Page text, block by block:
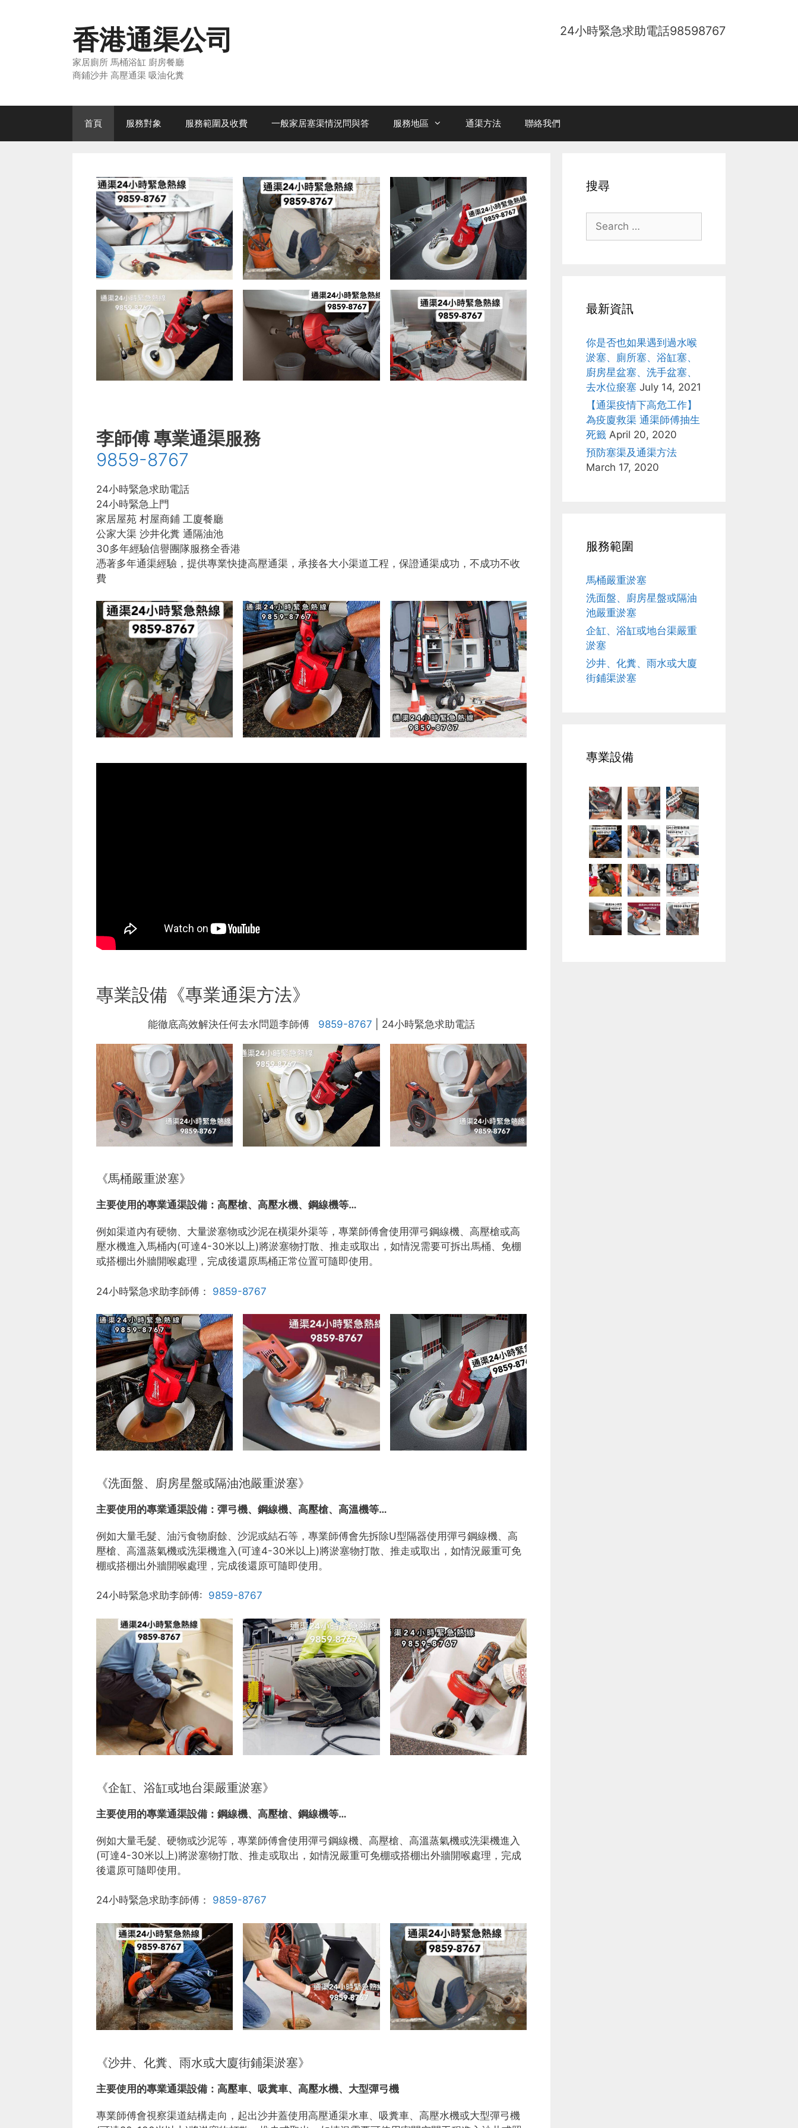
24小時緊急求助電話98598767
香港通渠公司
家居廁所 馬桶浴缸 廚房餐廳
商鋪沙井 高壓通渠 吸油化糞
首頁 服務對象 服務範圍及收費 一般家居塞渠情況問與答 服務地區 通渠方法 聯絡我們
李師傅 專業通渠服務
9859-8767
24小時緊急求助電話
24小時緊急上門
家居屋苑 村屋商鋪 工廈餐廳
公家大渠 沙井化糞 通隔油池
30多年經驗信譽團隊服務全香港
憑著多年通渠經驗，提供專業快捷高壓通渠，承接各大小渠道工程，保證通渠成功，不成功不收
費
專業設備《專業通渠方法》
能徹底高效解決任何去水問題李師傅 9859-8767 | 24小時緊急求助電話
《馬桶嚴重淤塞》
主要使用的專業通渠設備： 高壓槍、高壓水機、鋼線機等…
例如渠道內有硬物、大量淤塞物或沙泥在橫渠外渠等，專業師傅會使用彈弓鋼線機、高壓槍或高
壓水機進入馬桶內(可達4-30米以上)將淤塞物打散、推走或取出，如情況需要可拆出馬桶、免棚
或搭棚出外牆開喉處理，完成後還原馬桶正常位置可隨即使用。
24小時緊急求助李師傅： 9859-8767
《洗面盤、廚房星盤或隔油池嚴重淤塞》
主要使用的專業通渠設備： 彈弓機、鋼線機、高壓槍、高溫機等…
例如大量毛髮、油污食物廚餘、沙泥或結石等，專業師傅會先拆除U型隔器使用彈弓鋼線機、高
壓槍、高溫蒸氣機或洗渠機進入(可達4-30米以上)將淤塞物打散、推走或取出，如情況嚴重可免
棚或搭棚出外牆開喉處理，完成後還原可隨即使用。
24小時緊急求助李師傅: 9859-8767
《企缸、浴缸或地台渠嚴重淤塞》
主要使用的專業通渠設備： 鋼線機、高壓槍、鋼線機等…
例如大量毛髮、硬物或沙泥等，專業師傅會使用彈弓鋼線機、高壓槍、高溫蒸氣機或洗渠機進入
(可達4-30米以上)將淤塞物打散、推走或取出，如情況嚴重可免棚或搭棚出外牆開喉處理，完成
後還原可隨即使用。
24小時緊急求助李師傅： 9859-8767
《沙井、化糞、雨水或大廈街鋪渠淤塞》
主要使用的專業通渠設備： 高壓車、吸糞車、高壓水機、大型彈弓機
專業師傅會視察渠道結構走向，起出沙井蓋使用高壓通渠水車、吸糞車、高壓水機或大型彈弓機
搜尋
Search
for:
最新資訊
你是否也如果遇到過水喉
淤塞、廁所塞、浴缸塞、
廚房星盆塞、洗手盆塞、
去水位瘀塞 July 14, 2021
【通渠疫情下高危工作】
為疫廈救渠 通渠師傅抽生
死籤 April 20, 2020
預防塞渠及通渠方法
March 17, 2020
服務範圍
馬桶嚴重淤塞
洗面盤、廚房星盤或隔油
池嚴重淤塞
企缸、浴缸或地台渠嚴重
淤塞
沙井、化糞、雨水或大廈
街鋪渠淤塞
專業設備